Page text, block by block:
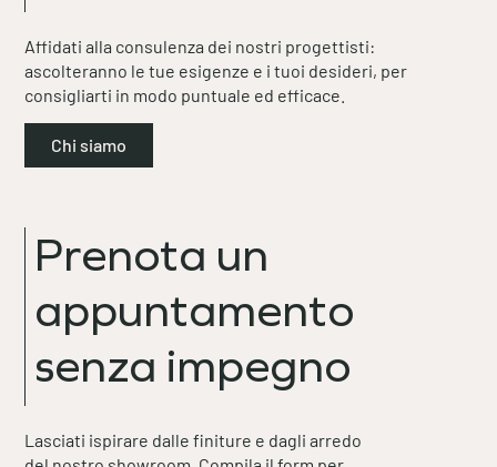
Affidati alla consulenza dei nostri progettisti:
ascolteranno le tue esigenze e i tuoi desideri, per
consigliarti in modo puntuale ed efficace.
Chi siamo
Prenota un
appuntamento
senza impegno
Lasciati ispirare dalle finiture e dagli arredo